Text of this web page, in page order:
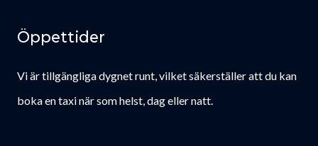
Öppettider
Vi är tillgängliga dygnet runt, vilket säkerställer att du kan
boka en taxi när som helst, dag eller natt.